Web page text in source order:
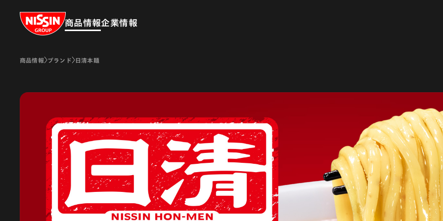
Nissin Group
商品情報企業情報
商品情報 ブランド 日清本麺